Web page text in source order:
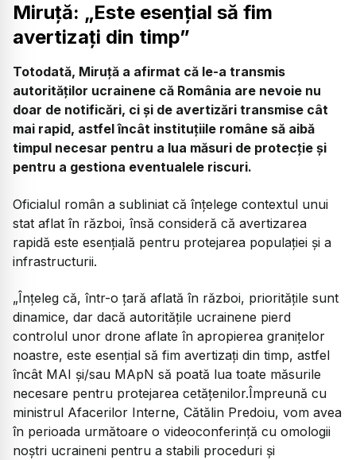
Miruță: „Este esențial să fim
avertizați din timp”
Totodată, Miruță a afirmat că le-a transmis
autorităților ucrainene că România are nevoie nu
doar de notificări, ci și de avertizări transmise cât
mai rapid, astfel încât instituțiile române să aibă
timpul necesar pentru a lua măsuri de protecție și
pentru a gestiona eventualele riscuri.
Oficialul român a subliniat că înțelege contextul unui
stat aflat în război, însă consideră că avertizarea
rapidă este esențială pentru protejarea populației și a
infrastructurii.
„Înțeleg că, într-o țară aflată în război, prioritățile sunt
dinamice, dar dacă autoritățile ucrainene pierd
controlul unor drone aflate în apropierea granițelor
noastre, este esențial să fim avertizați din timp, astfel
încât MAI și/sau MApN să poată lua toate măsurile
necesare pentru protejarea cetățenilor.Împreună cu
ministrul Afacerilor Interne, Cătălin Predoiu, vom avea
în perioada următoare o videoconferință cu omologii
noștri ucraineni pentru a stabili proceduri și